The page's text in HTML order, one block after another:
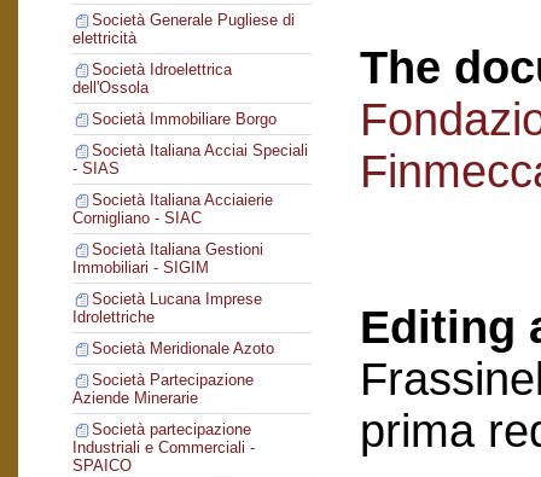
Società Generale Pugliese di
elettricità
Società Idroelettrica
dell'Ossola
Società Immobiliare Borgo
Società Italiana Acciai Speciali
- SIAS
Società Italiana Acciaierie
Cornigliano - SIAC
Società Italiana Gestioni
Immobiliari - SIGIM
Società Lucana Imprese
Idrolettriche
Società Meridionale Azoto
Società Partecipazione
Aziende Minerarie
Società partecipazione
Industriali e Commerciali -
SPAICO
The
Editing
prima